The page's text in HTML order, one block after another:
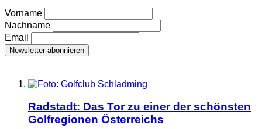
Vorname
Nachname
Email
Radstadt: Das Tor zu einer der schönsten
Golfregionen Österreichs